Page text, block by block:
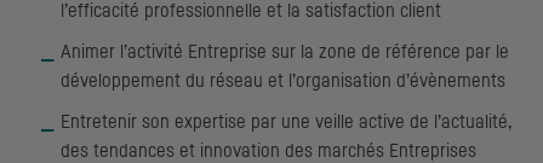
l’efficacité professionnelle et la satisfaction client
Animer l’activité Entreprise sur la zone de référence par le
développement du réseau et l’organisation d’évènements
Entretenir son expertise par une veille active de l’actualité,
des tendances et innovation des marchés Entreprises